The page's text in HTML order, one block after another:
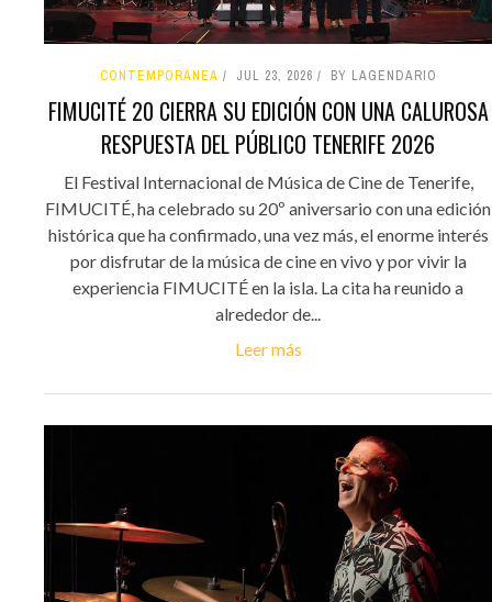
CONTEMPORÁNEA JUL 23, 2026 BY LAGENDARIO
FIMUCITÉ 20 CIERRA SU EDICIÓN CON UNA CALUROSA
RESPUESTA DEL PÚBLICO TENERIFE 2026
El Festival Internacional de Música de Cine de Tenerife,
FIMUCITÉ, ha celebrado su 20º aniversario con una edición
histórica que ha confirmado, una vez más, el enorme interés
por disfrutar de la música de cine en vivo y por vivir la
experiencia FIMUCITÉ en la isla. La cita ha reunido a
alrededor de...
Leer más